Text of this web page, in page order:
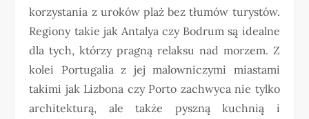
korzystania z uroków plaż bez tłumów turystów.
Regiony takie jak Antalya czy Bodrum są idealne
dla tych, którzy pragną relaksu nad morzem. Z
kolei Portugalia z jej malowniczymi miastami
takimi jak Lizbona czy Porto zachwyca nie tylko
architekturą, ale także pyszną kuchnią i